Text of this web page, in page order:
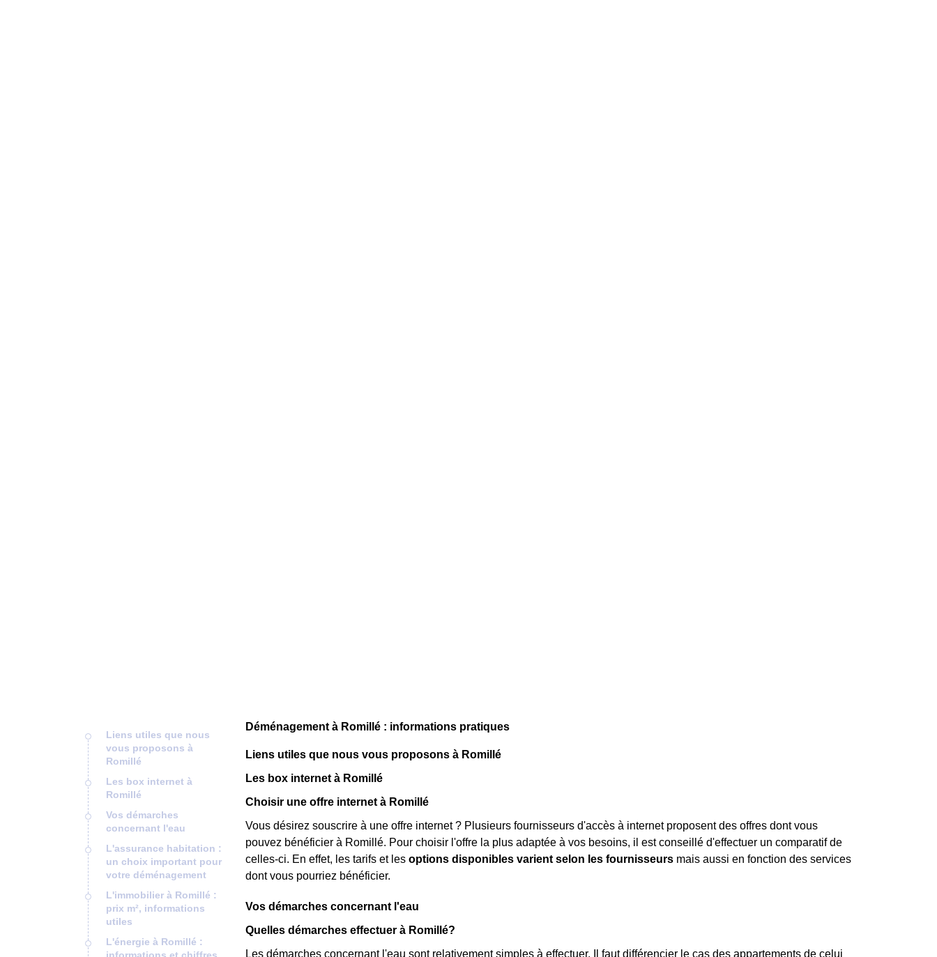
Liens utiles que nous
vous proposons à
Romillé
Les box internet à
Romillé
Vos démarches
concernant l'eau
L'assurance habitation :
un choix important pour
votre déménagement
L'immobilier à Romillé :
prix m², informations
utiles
L'énergie à Romillé :
Déménagement à Romillé : informations pratiques
Liens utiles que nous vous proposons à Romillé
Les box internet à Romillé
Choisir une offre internet à Romillé
Vous désirez souscrire à une offre internet ? Plusieurs fournisseurs d'accès à internet proposent des offres dont vous
pouvez bénéficier à Romillé. Pour choisir l'offre la plus adaptée à vos besoins, il est conseillé d'effectuer un comparatif de
celles-ci. En effet, les tarifs et les options disponibles varient selon les fournisseurs mais aussi en fonction des services
dont vous pourriez bénéficier.
Vos démarches concernant l'eau
Quelles démarches effectuer à Romillé?
Les démarches concernant l'eau sont relativement simples à effectuer. Il faut différencier le cas des appartements de celui